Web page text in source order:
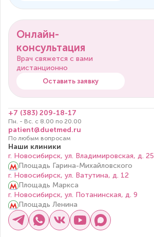
Онлайн-
консультация
Врач свяжется с вами
дистанционно
Оставить заявку
+7 (383) 209-18-17
Пн. - Вс. с 8.00 по 20.00
patient@duetmed.ru
По любым вопросам
Наши клиники
г. Новосибирск, ул. Владимировская, д. 25
Площадь Гарина-Михайловского
г. Новосибирск, ул. Ватутина, д. 12
Площадь Маркса
г. Новосибирск, ул. Потанинская, д. 9
Площадь Ленина